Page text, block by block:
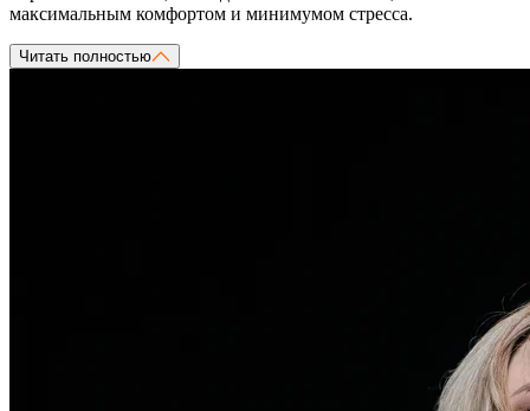
максимальным комфортом и минимумом стресса.
Читать полностью